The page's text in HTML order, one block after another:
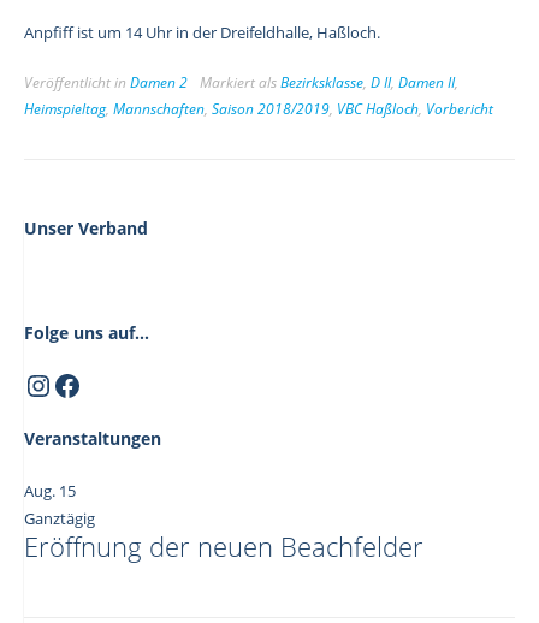
Anpfiff ist um 14 Uhr in der Dreifeldhalle, Haßloch.
Veröffentlicht in Damen 2 Markiert alsBezirksklasse, D II, Damen II,
Heimspieltag, Mannschaften, Saison 2018/2019, VBC Haßloch, Vorbericht
Unser Verband
Folge uns auf...
Instagram
Facebook
Veranstaltungen
Aug. 15
Ganztägig
Eröffnung der neuen Beachfelder